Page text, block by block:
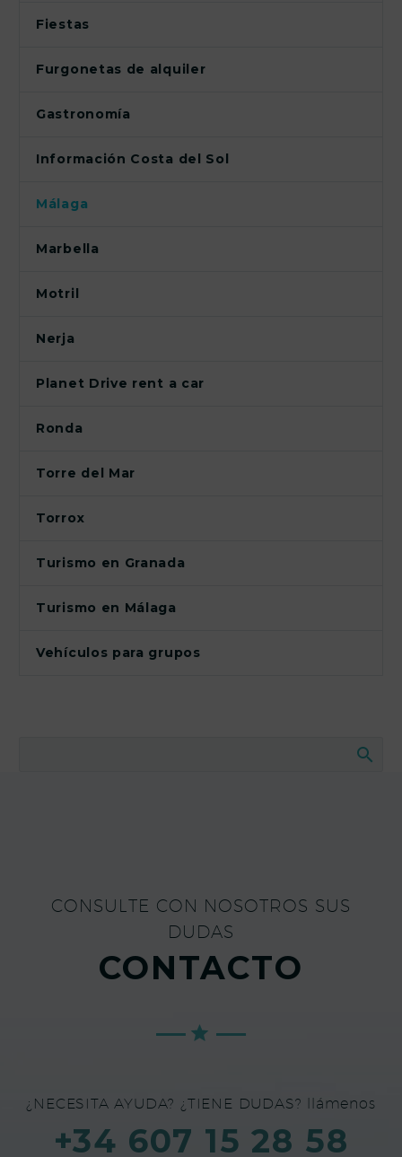
Fiestas
Furgonetas de alquiler
Gastronomía
Información Costa del Sol
Málaga
Marbella
Motril
Nerja
Planet Drive rent a car
Ronda
Torre del Mar
Torrox
Turismo en Granada
Turismo en Málaga
Vehículos para grupos
CONSULTE CON NOSOTROS SUS
DUDAS
CONTACTO
¿NECESITA AYUDA? ¿TIENE DUDAS? llámenos
+34 607 15 28 58